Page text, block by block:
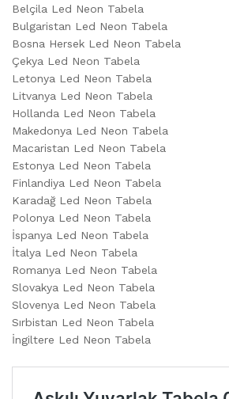
Belçila Led Neon Tabela
Bulgaristan Led Neon Tabela
Bosna Hersek Led Neon Tabela
Çekya Led Neon Tabela
Letonya Led Neon Tabela
Litvanya Led Neon Tabela
Hollanda Led Neon Tabela
Makedonya Led Neon Tabela
Macaristan Led Neon Tabela
Estonya Led Neon Tabela
Finlandiya Led Neon Tabela
Karadağ Led Neon Tabela
Polonya Led Neon Tabela
İspanya Led Neon Tabela
İtalya Led Neon Tabela
Romanya Led Neon Tabela
Slovakya Led Neon Tabela
Slovenya Led Neon Tabela
Sırbistan Led Neon Tabela
İngiltere Led Neon Tabela